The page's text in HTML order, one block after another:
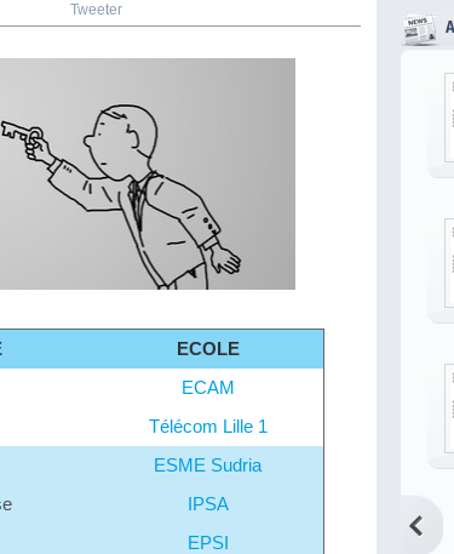
Tweeter
ECOLE
ECAM
Télécom Lille 1
ESME Sudria
IPSA
EPSI